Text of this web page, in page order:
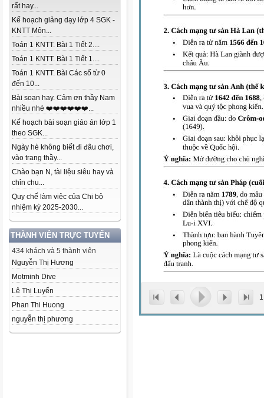
rất hay...
Kế hoạch giảng dạy lớp 4 SGK -
KNTT Môn...
Toán 1 KNTT. Bài 1 Tiết 2....
Toán 1 KNTT. Bài 1 Tiết 1....
Toán 1 KNTT. Bài Các số từ 0
đến 10...
Bài soạn hay. Cảm ơn thầy Nam
nhiều nhé ❤️❤️❤️❤️❤️❤️...
Kế hoạch bài soạn giáo án lớp 1
theo SGK...
Ngày hè không biết đi đâu chơi,
vào trang thầy...
Chào bạn N, tài liệu siêu hay và
chỉn chu...
Quy chế làm việc của Chi bộ
nhiệm kỳ 2025-2030...
THÀNH VIÊN TRỰC TUYẾN
434 khách và 5 thành viên
Nguyễn Thị Hương
Motminh Dive
Lê Thị Luyến
Phan Thi Huong
nguyễn thị phương
1